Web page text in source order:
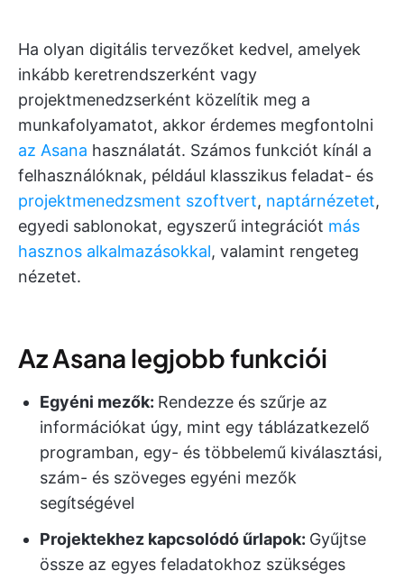
Ha olyan digitális tervezőket kedvel, amelyek
inkább keretrendszerként vagy
projektmenedzserként közelítik meg a
munkafolyamatot, akkor érdemes megfontolni
az Asana használatát. Számos funkciót kínál a
felhasználóknak, például klasszikus feladat- és
projektmenedzsment szoftvert, naptárnézetet,
egyedi sablonokat, egyszerű integrációt más
hasznos alkalmazásokkal, valamint rengeteg
nézetet.
Az Asana legjobb funkciói
Egyéni mezők: Rendezze és szűrje az
információkat úgy, mint egy táblázatkezelő
programban, egy- és többelemű kiválasztási,
szám- és szöveges egyéni mezők
segítségével
Projektekhez kapcsolódó űrlapok: Gyűjtse
össze az egyes feladatokhoz szükséges